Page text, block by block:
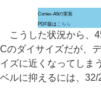
Cortex-A9の実装
PDF版は こちら
こうした状況から、
Cのダイサイズだが、
イズに近くなってしま
ベルに抑えるには、32/